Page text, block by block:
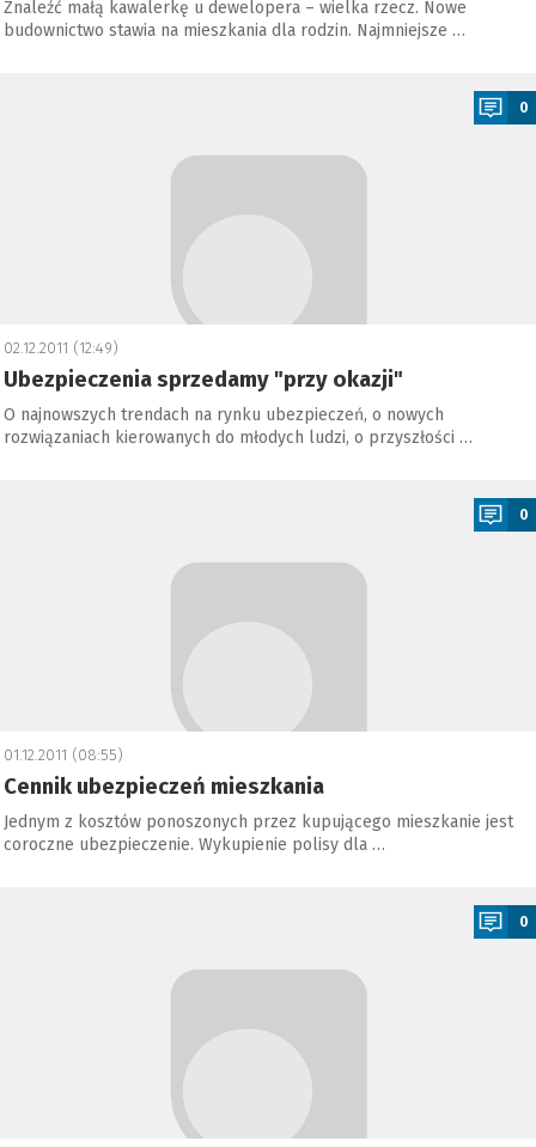
Znaleźć małą kawalerkę u dewelopera – wielka rzecz. Nowe
budownictwo stawia na mieszkania dla rodzin. Najmniejsze …
0
02.12.2011 (12:49)
Ubezpieczenia sprzedamy "przy okazji"
O najnowszych trendach na rynku ubezpieczeń, o nowych
rozwiązaniach kierowanych do młodych ludzi, o przyszłości …
0
01.12.2011 (08:55)
Cennik ubezpieczeń mieszkania
Jednym z kosztów ponoszonych przez kupującego mieszkanie jest
coroczne ubezpieczenie. Wykupienie polisy dla …
0